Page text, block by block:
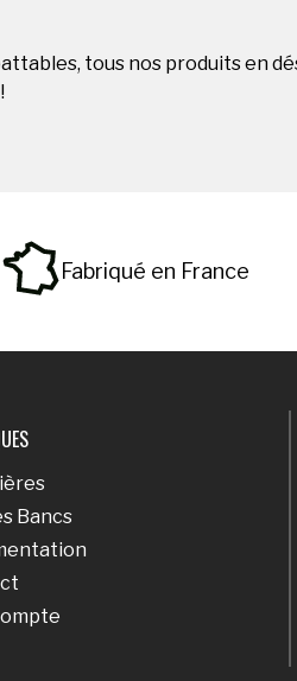
tous nos produits en
Fabriqué en France
Bancs